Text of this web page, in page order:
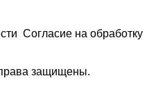
Согласие на обработку
защищены.